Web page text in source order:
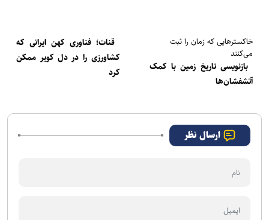
خاکسترهایی که زمان را ثبت
می‌کنند
بازنویسی تاریخ زمین با کمک
آتشفشان‌ها
قنات؛ فناوری کهن ایرانی که
کشاورزی را در دل کویر ممکن
کرد
ارسال نظر